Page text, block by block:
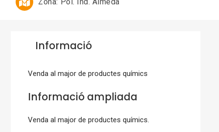
Zona: Pol. Ind. Almeda
Informació
Venda al major de productes químics
Informació ampliada
Venda al major de productes químics.